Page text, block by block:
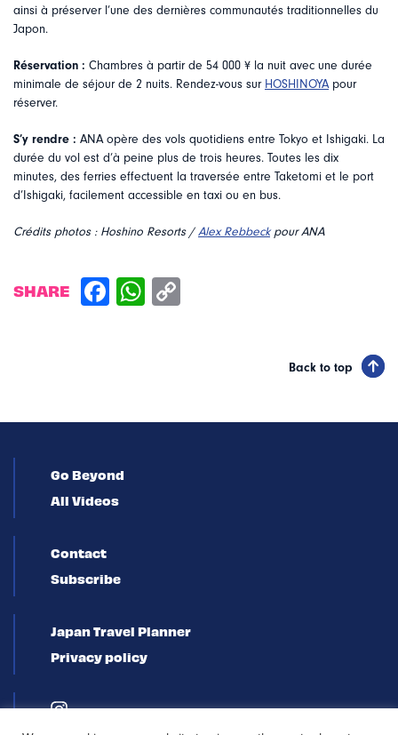
ainsi à préserver l’une des dernières communautés traditionnelles du
Japon.
Réservation : Chambres à partir de 54 000 ¥ la nuit avec une durée
minimale de séjour de 2 nuits. Rendez-vous sur HOSHINOYApour
réserver.
S’y rendre : ANA opère des vols quotidiens entre Tokyo et Ishigaki. La
durée du vol est d’à peine plus de trois heures. Toutes les dix
minutes, des ferries effectuent la traversée entre Taketomi et le port
d’Ishigaki, facilement accessible en taxi ou en bus.
Crédits photos : Hoshino Resorts /Alex Rebbeckpour ANA
SHARE
Back to top
Go Beyond
All Videos
Contact
Subscribe
Japan Travel Planner
Privacy policy